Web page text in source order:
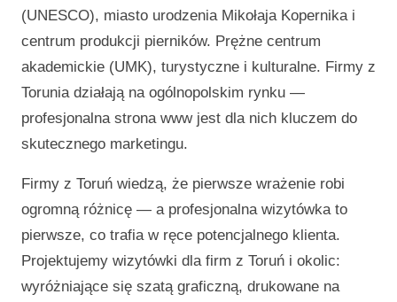
(UNESCO), miasto urodzenia Mikołaja Kopernika i
centrum produkcji pierników. Prężne centrum
akademickie (UMK), turystyczne i kulturalne. Firmy z
Torunia działają na ogólnopolskim rynku —
profesjonalna strona www jest dla nich kluczem do
skutecznego marketingu.
Firmy z Toruń wiedzą, że pierwsze wrażenie robi
ogromną różnicę — a profesjonalna wizytówka to
pierwsze, co trafia w ręce potencjalnego klienta.
Projektujemy wizytówki dla firm z Toruń i okolic:
wyróżniające się szatą graficzną, drukowane na